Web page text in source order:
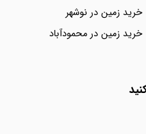
خرید زمین در نوشهر
خرید زمین در محمودآباد